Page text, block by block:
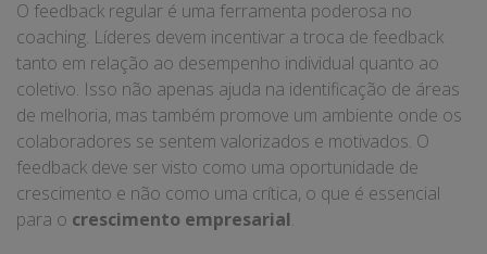
O feedback regular é uma ferramenta poderosa no
coaching. Líderes devem incentivar a troca de feedback
tanto em relação ao desempenho individual quanto ao
coletivo. Isso não apenas ajuda na identificação de áreas
de melhoria, mas também promove um ambiente onde os
colaboradores se sentem valorizados e motivados. O
feedback deve ser visto como uma oportunidade de
crescimento e não como uma crítica, o que é essencial
para o crescimento empresarial.